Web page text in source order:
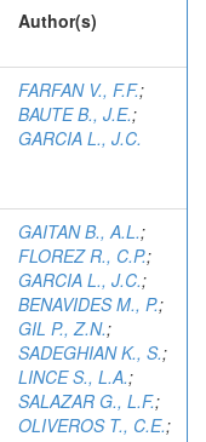
Author(s)
FARFAN V., F.F.;
BAUTE B., J.E.;
GARCIA L., J.C.
GAITAN B., A.L.;
FLOREZ R., C.P.;
GARCIA L., J.C.;
BENAVIDES M., P.;
GIL P., Z.N.;
SADEGHIAN K., S.;
LINCE S., L.A.;
SALAZAR G., L.F.;
OLIVEROS T., C.E.;